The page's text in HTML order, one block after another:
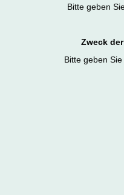
Bitte geben
Zweck
Bitte geben